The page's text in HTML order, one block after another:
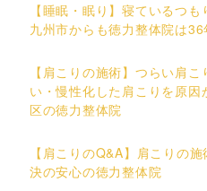
【睡眠・眠り】寝ているつ
九州市からも徳力整体院は36
【肩こりの施術】つらい肩
い・慢性化した肩こりを原
区の徳力整体院
【肩こりのQ&A】肩こりの
決の安心の徳力整体院